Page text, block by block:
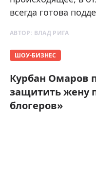
всегда готова
АВТОР: ВЛАД РИГА
ШОУ-БИЗНЕС
Курбан Омаров
защитить жену
блогеров»